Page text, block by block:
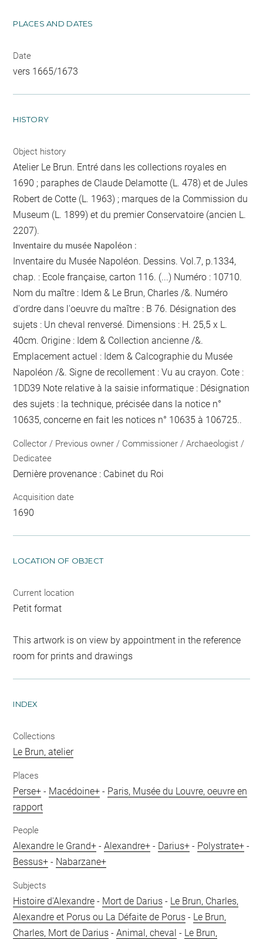
PLACES AND DATES
Date
vers 1665/1673
HISTORY
Object history
Atelier Le Brun. Entré dans les collections royales en
1690 ; paraphes de Claude Delamotte (L. 478) et de Jules
Robert de Cotte (L. 1963) ; marques de la Commission du
Museum (L. 1899) et du premier Conservatoire (ancien L.
2207).
Inventaire du musée Napoléon :
Inventaire du Musée Napoléon. Dessins. Vol.7, p.1334,
chap. : Ecole française, carton 116. (...) Numéro : 10710.
Nom du maître : Idem & Le Brun, Charles /&. Numéro
d'ordre dans l'oeuvre du maître : B 76. Désignation des
sujets : Un cheval renversé. Dimensions : H. 25,5 x L.
40cm. Origine : Idem & Collection ancienne /&.
Emplacement actuel : Idem & Calcographie du Musée
Napoléon /&. Signe de recollement :Vu au crayon. Cote :
1DD39 Note relative à la saisie informatique : Désignation
des sujets : la technique, précisée dans la notice n°
10635, concerne en fait les notices n° 10635 à 106725..
Collector / Previous owner / Commissioner / Archaeologist /
Dedicatee
Dernière provenance : Cabinet du Roi
Acquisition date
1690
LOCATION OF OBJECT
Current location
Petit format
This artwork is on view by appointment in the reference
room for prints and drawings
INDEX
Collections
Le Brun, atelier
Places
Perse+ - Macédoine+ - Paris, Musée du Louvre, oeuvre en
rapport
People
Alexandre le Grand+ -Alexandre+ - Darius+ - Polystrate+ -
Bessus+ - Nabarzane+
Subjects
Histoire d'Alexandre - Mort de Darius - Le Brun, Charles,
Alexandre et Porus ou La Défaite de Porus - Le Brun,
Charles, Mort de Darius -Animal, cheval - Le Brun,